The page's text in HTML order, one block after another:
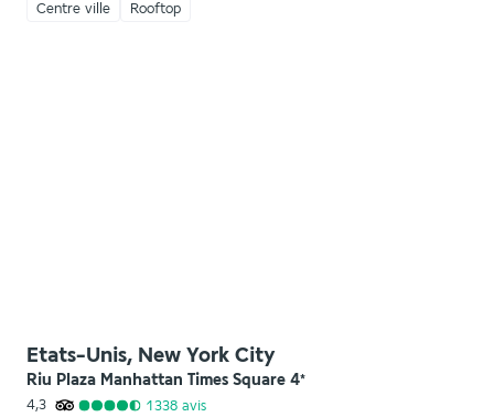
Centre ville Rooftop
Etats-Unis, New York City
Riu Plaza Manhattan Times Square 4*
4,3
1 338 avis